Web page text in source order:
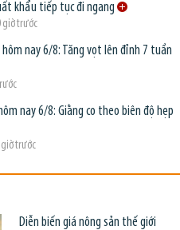
khẩu tiếp tục đi ngang
giờ trước
nay 6/8: Tăng vọt lên đỉnh 7 tuần
nay 6/8: Giằng co theo biên độ hẹp
giờ trước
Diễn biến giá nông sản thế giới